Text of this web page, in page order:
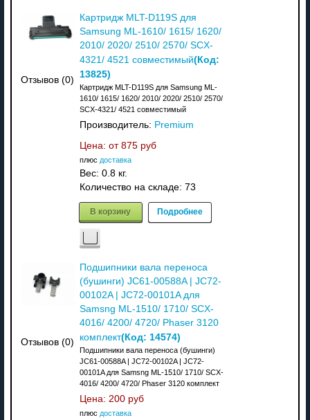
Отзывов (0)
Картридж MLT-D119S для
Samsung ML-1610/ 1615/ 1620/
2010/ 2020/ 2510/ 2570/ SCX-
4321/ 4521 совместимый(Код:
13825)
Картридж MLT-D119S для Samsung ML-
1610/ 1615/ 1620/ 2010/ 2020/ 2510/ 2570/
SCX-4321/ 4521 совместимый
Производитель: Premium
Цена: от 875 руб
плюс доставка
Вес: 0.8 кг.
Количество на складе: 73
В корзину Подробнее
Отзывов (0)
Подшипники вала переноса
(бушинги) JC61-00588A | JC72-
00102A | JC72-00101A для
Samsng ML-1510/ 1710/ SCX-
4016/ 4200/ 4720/ Phaser 3120
комплект(Код: 14574)
Подшипники вала переноса (бушинги)
JC61-00588A | JC72-00102A | JC72-
00101A для Samsng ML-1510/ 1710/ SCX-
4016/ 4200/ 4720/ Phaser 3120 комплект
Цена: 200 руб
плюс доставка